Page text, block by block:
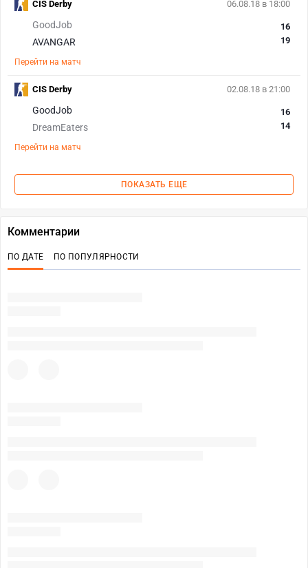
06.08.18 в 18:00
GoodJob
AVANGAR
16
19
Перейти на матч
CIS Derby
02.08.18 в 21:00
GoodJob
DreamEaters
16
14
Перейти на матч
CIS Derby
ПОКАЗАТЬ ЕЩЕ
Комментарии
ПО ДАТЕ ПО ПОПУЛЯРНОСТИ